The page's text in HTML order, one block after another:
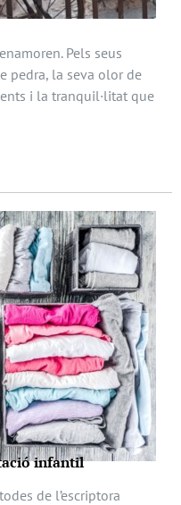
Pels seus
pedra, la seva olor de
i la tranquil·litat que
infantil
de l’escriptora